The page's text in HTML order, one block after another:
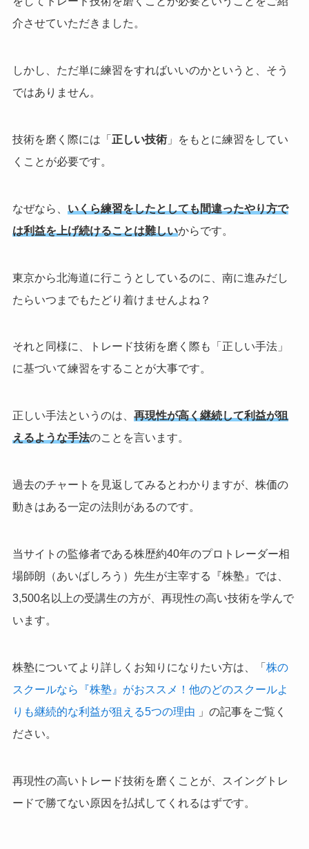
介させていただきました。
しかし、ただ単に練習をすればいいのかというと、そう
ではありません。
技術を磨く際には「 正しい技術」をもとに練習をしてい
くことが必要です。
なぜなら、 いくら練習をしたとしても間違ったやり方で
は利益を上げ続けることは難しいからです。
東京から北海道に行こうとしているのに、南に進みだし
たらいつまでもたどり着けませんよね？
それと同様に、トレード技術を磨く際も「正しい手法」
に基づいて練習をすることが大事です。
正しい手法というのは、 再現性が高く継続して利益が狙
えるような手法のことを言います。
過去のチャートを見返してみるとわかりますが、株価の
動きはある一定の法則があるのです。
当サイトの監修者である株歴約40年のプロトレーダー相
場師朗（あいばしろう）先生が主宰する『株塾』では、
3,500名以上の受講生の方が、再現性の高い技術を学んで
います。
株塾についてより詳しくお知りになりたい方は、「 株の
スクールなら『株塾』がおススメ！他のどのスクールよ
りも継続的な利益が狙える5つの理由
」の記事をご覧く
ださい。
再現性の高いトレード技術を磨くことが、スイングトレ
ードで勝てない原因を払拭してくれるはずです。